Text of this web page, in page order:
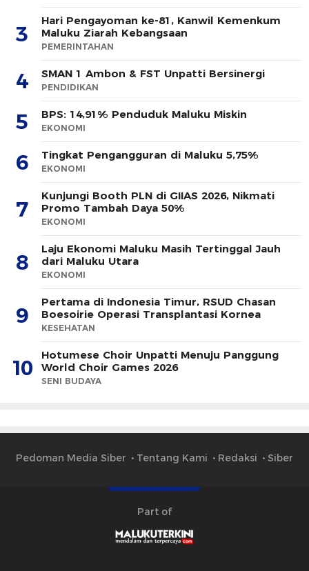
3
Hari Pengayoman ke-81, Kanwil Kemenkum
Maluku Ziarah Kebangsaan
PEMERINTAHAN
4 SMAN 1 Ambon & FST Unpatti Bersinergi
PENDIDIKAN
5 BPS: 14,91% Penduduk Maluku Miskin
EKONOMI
6 Tingkat Pengangguran di Maluku 5,75%
EKONOMI
7
Kunjungi Booth PLN di GIIAS 2026, Nikmati
Promo Tambah Daya 50%
EKONOMI
8
Laju Ekonomi Maluku Masih Tertinggal Jauh
dari Maluku Utara
EKONOMI
9
Pertama di Indonesia Timur, RSUD Chasan
Boesoirie Operasi Transplantasi Kornea
KESEHATAN
10
Hotumese Choir Unpatti Menuju Panggung
World Choir Games 2026
SENI BUDAYA
Pedoman Media Siber Tentang Kami Redaksi Siber
Part of